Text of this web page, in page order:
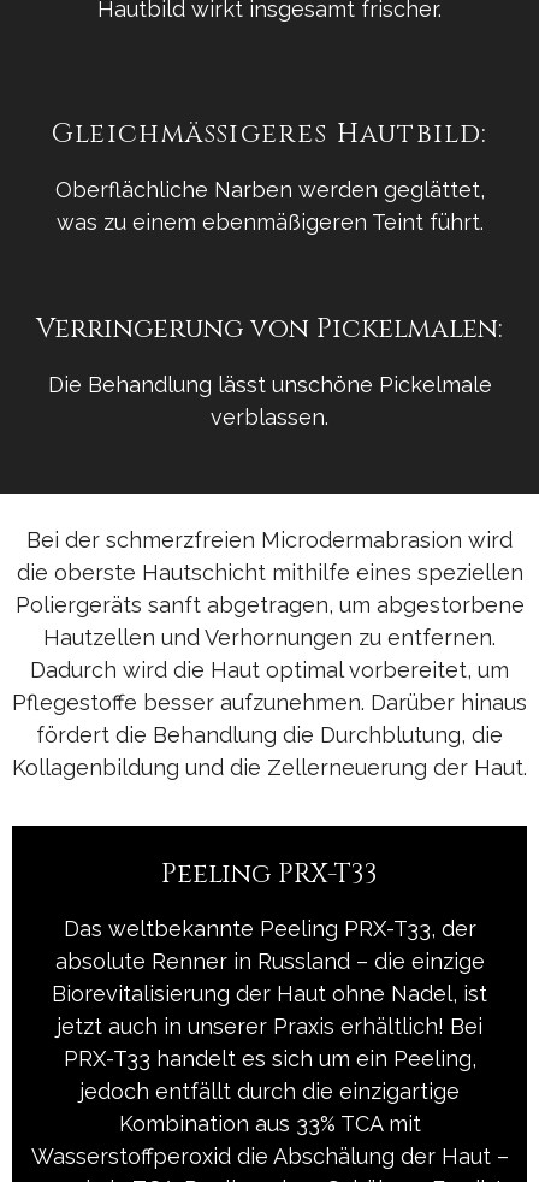
Hautbild wirkt insgesamt frischer.
Gleichmäßigeres Hautbild:
Oberflächliche Narben werden geglättet,
was zu einem ebenmäßigeren Teint führt.
Verringerung von Pickelmalen:
Die Behandlung lässt unschöne Pickelmale
verblassen.
Bei der schmerzfreien Microdermabrasion wird
die oberste Hautschicht mithilfe eines speziellen
Poliergeräts sanft abgetragen, um abgestorbene
Hautzellen und Verhornungen zu entfernen.
Dadurch wird die Haut optimal vorbereitet, um
Pflegestoffe besser aufzunehmen. Darüber hinaus
fördert die Behandlung die Durchblutung, die
Kollagenbildung und die Zellerneuerung der Haut.
Peeling PRX-T33 ​
Das weltbekannte Peeling PRX-T33, der
absolute Renner in Russland – die einzige
Biorevitalisierung der Haut ohne Nadel, ist
jetzt auch in unserer Praxis erhältlich! Bei
PRX-T33 handelt es sich um ein Peeling,
jedoch entfällt durch die einzigartige
Kombination aus 33% TCA mit
Wasserstoffperoxid die Abschälung der Haut –